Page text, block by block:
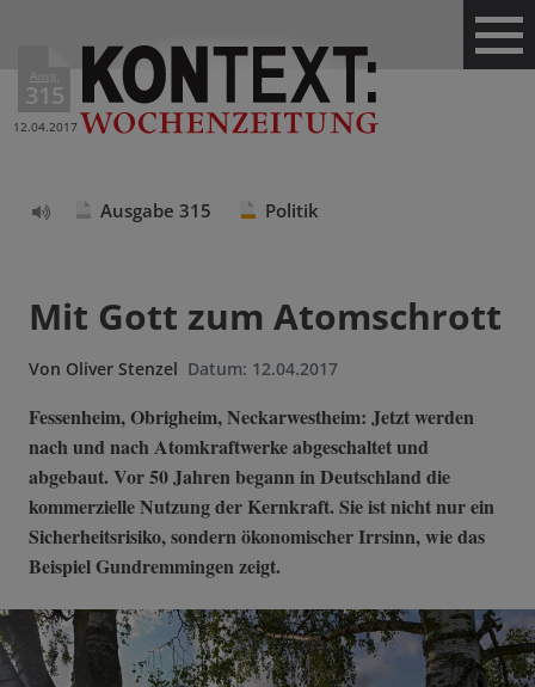
Ausg.
315
12.04.2017
Ausgabe 315 Politik
Mit Gott zum Atomschrott
Von Oliver Stenzel Datum: 12.04.2017
Fessenheim, Obrigheim, Neckarwestheim: Jetzt werden
nach und nach Atomkraftwerke abgeschaltet und
abgebaut. Vor 50 Jahren begann in Deutschland die
kommerzielle Nutzung der Kernkraft. Sie ist nicht nur ein
Sicherheitsrisiko, sondern ökonomischer Irrsinn, wie das
Beispiel Gundremmingen zeigt.